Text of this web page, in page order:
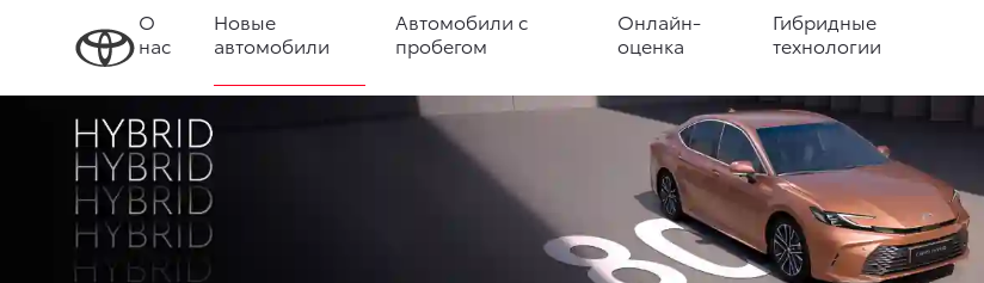
О
нас
Новые
автомобили
Автомобили с
пробегом
Онлайн-
оценка
Гибридные
технологии